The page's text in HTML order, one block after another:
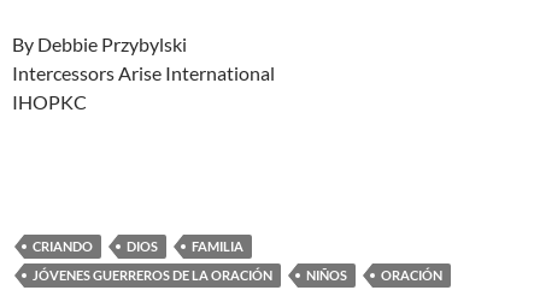
By Debbie Przybylski
Intercessors Arise International
IHOPKC
CRIANDO DIOS
FAMILIA
JÓVENES GUERREROS DE LA ORACIÓN
NIÑOS ORACIÓN